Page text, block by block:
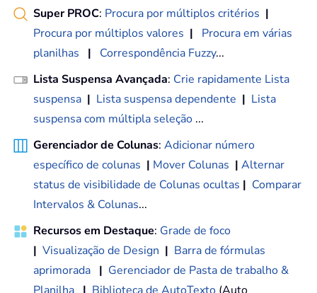
Super PROC: Procura por múltiplos critérios |
Procura por múltiplos valores |
Procura em várias
planilhas
| Correspondência Fuzzy...
Lista Suspensa Avançada: Crie rapidamente Lista
suspensa | Lista suspensa dependente | Lista
suspensa com múltipla seleção ...
Gerenciador de Colunas: Adicionar número
específico de colunas | Mover Colunas | Alternar
status de visibilidade de Colunas ocultas | Comparar
Intervalos & Colunas...
Recursos em Destaque: Grade de foco
| Visualização de Design | Barra de fórmulas
aprimorada | Gerenciador de Pasta de trabalho &